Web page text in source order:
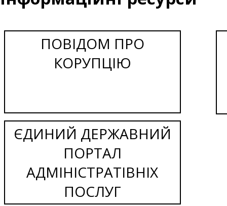
ПОВІДОМ ПРО
КОРУПЦІЮ
ЄДИНИЙ ДЕРЖАВНИЙ
ПОРТАЛ
АДМІНІСТРАТІВНІХ
ПОСЛУГ